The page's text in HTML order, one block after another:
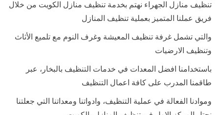
تنظيف منازل الجهراء نهتم بخدمة تنظيف منازل الكويت من خلال
فريق عملنا المتميز بعملية تنظيف المنازل
والتي تشمل غرفة تنظيف المعيشة وغرف النوم مع تلميع الأثاث
وتنظيف الارضيات
باستخدامنا افضل المعدات في خدمات التنظيف بالبخار، عبر
طاقمنا المدرب على كافة اعمال التنظيف
وموادنا الفعالة في عملية التنظيف، وادواتنا ومعداتنا التي جعلتنا